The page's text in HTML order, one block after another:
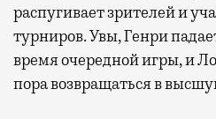
распугивает зрителей и
турниров. Увы, Генри
время очередной игры, и
пора возвращаться в